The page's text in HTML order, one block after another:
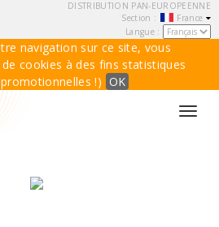
DISTRIBUTION PAN-EUROPEENNE
Section :
France
Langue :
navigation sur ce site, vous
cookies à des fins statistiques
!) OK